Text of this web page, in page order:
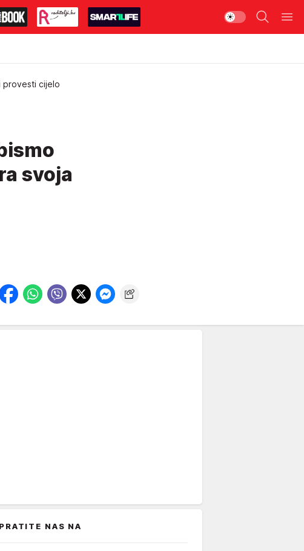
provesti cijelo
svoja
PRATITE NAS NA